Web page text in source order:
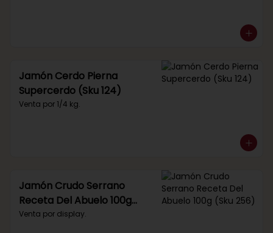
Jamón Cerdo Pierna
Supercerdo (Sku 124)
Venta por 1/4 kg.
Jamón Crudo Serrano
Receta Del Abuelo 100g
(Sku 256)
Venta por display.